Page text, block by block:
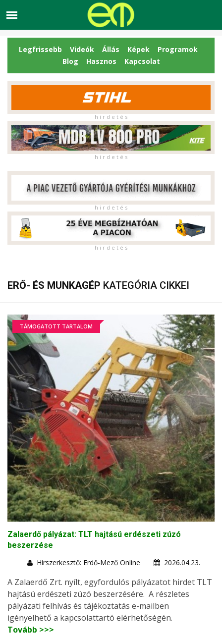
Legfrissebb Videók Állás Képek
Programok
Blog
Hasznos Kapcsolat
h i r d e t é s
h i r d e t é s
h i r d e t é s
h i r d e t é s
ERŐ- ÉS MUNKAGÉP KATEGÓRIA CIKKEI
TÁMOGATOTT TARTALOM
Zalaerdő pályázat: TLT hajtású erdészeti zúzó
beszerzése
Hírszerkesztő: Erdő-Mező Online
2026.04.23.
A Zalaerdő Zrt. nyílt, egyfordulós pályázatot hirdet TLT
hajtású erdészeti zúzó beszerzésére. A részletes
pályázati felhívás és tájékoztatás e-mailben
igényelhető a kapcsolattartó elérhetőségén.
Tovább >>>